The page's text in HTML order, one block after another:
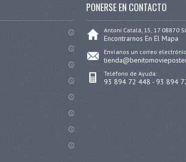
PONERSE EN CONTACTO
Antoni Catalá, 15, 17 08870
Encontrarnos En El Mapa
Envíanos un correo
Teléfono de Ayuda:
93 894 72 448 - 93 894